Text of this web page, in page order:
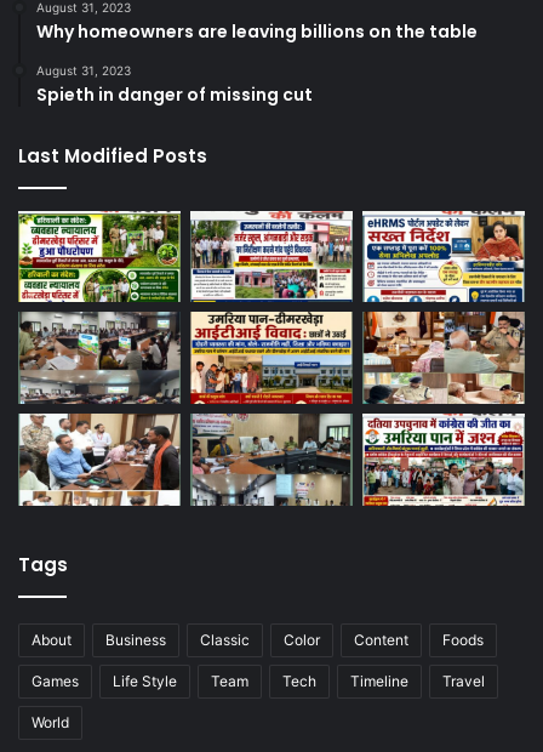
August 31, 2023
Why homeowners are leaving billions on the table
August 31, 2023
Spieth in danger of missing cut
Last Modified Posts
Tags
About Business Classic Color Content Foods
Games Life Style Team Tech Timeline Travel
World